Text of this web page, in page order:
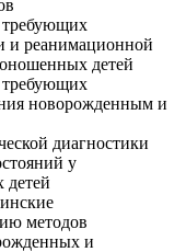
требующих
и реанимационной
детей
требующих
новорожденным и
диагностики
у
методов
и